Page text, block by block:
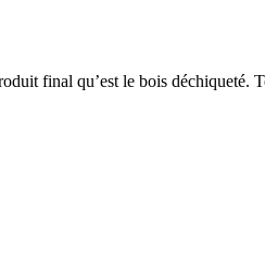
final qu’est le bois